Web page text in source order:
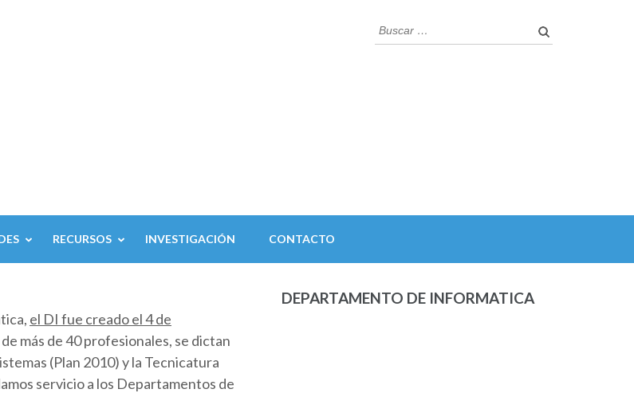
Buscar:
RECURSOS INVESTIGACIÓN CONTACTO
el DI fue creado el 4 de
más de 40 profesionales, se dictan
(Plan 2010) y la Tecnicatura
servicio a los Departamentos de
DEPARTAMENTO DE INFORMATICA